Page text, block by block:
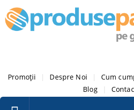
Promoții Despre Noi Cum
Blog